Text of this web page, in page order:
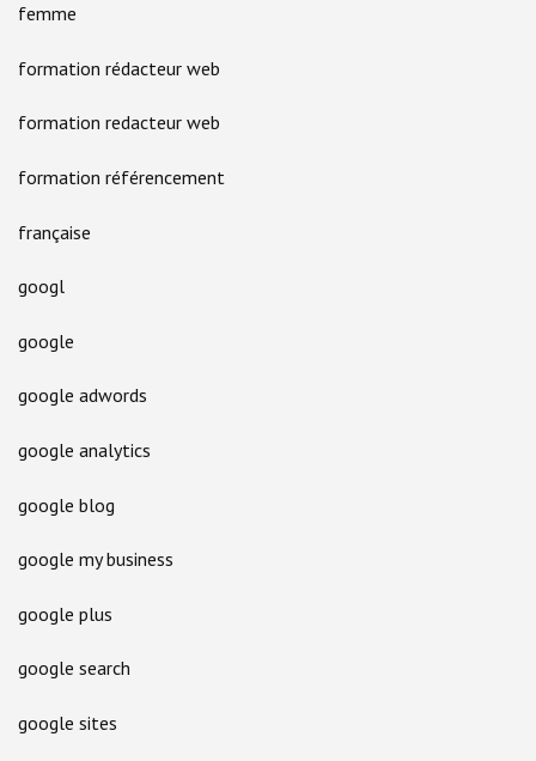
femme
formation rédacteur web
formation redacteur web
formation référencement
française
googl
google
google adwords
google analytics
google blog
google my business
google plus
google search
google sites